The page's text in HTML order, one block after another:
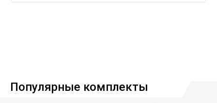
Популярные комплекты